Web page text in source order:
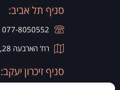
סניף תל אביב:
077-8050552
רח' הארבעה 28, קומה 20, בניין צפוני חג'ג' גרופ
סניף זיכרון יעקב: